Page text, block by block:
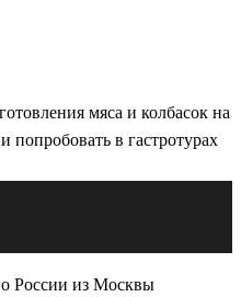
России из Москвы